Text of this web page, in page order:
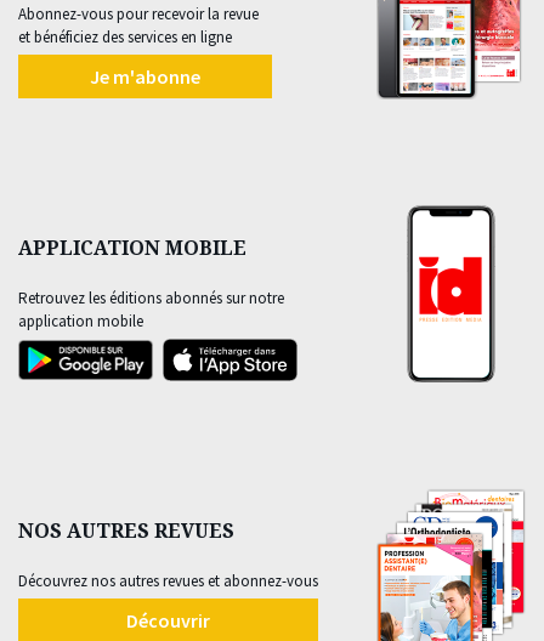
Abonnez-vous pour recevoir la revue
et bénéficiez des services en ligne
Je m'abonne
APPLICATION MOBILE
Retrouvez les éditions abonnés sur notre
application mobile
NOS AUTRES REVUES
Découvrez nos autres revues et abonnez-vous
Découvrir